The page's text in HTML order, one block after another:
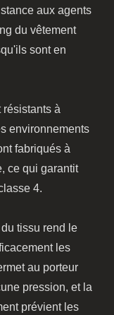
aux agents
du vêtement
sont en
résistants à
environnements
fabriqués à
ce qui garantit
4.
tissu rend le
les
au porteur
pression, et la
prévient les